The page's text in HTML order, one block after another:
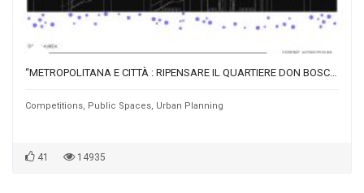
“METROPOLITANA E CITTÀ : RIPENSARE IL QUARTIERE DON BOSCO A PARTIRE DALLA STAZIONE G. AGRICOLA DELLA LINEA A DI ROMA”
Competitions, Public Spaces, Urban Planning
41 14935